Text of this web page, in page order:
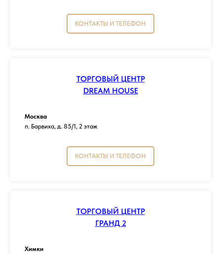
КОНТАКТЫ И ТЕЛЕФОН
ТОРГОВЫЙ ЦЕНТР
DREAM HOUSE
Москва
п. Барвиха, д. 85/1, 2 этаж
КОНТАКТЫ И ТЕЛЕФОН
ТОРГОВЫЙ ЦЕНТР
ГРАНД 2
Химки